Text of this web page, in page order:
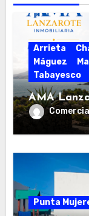
Arrieta
Máguez
Tabayesco
AMA
Punta